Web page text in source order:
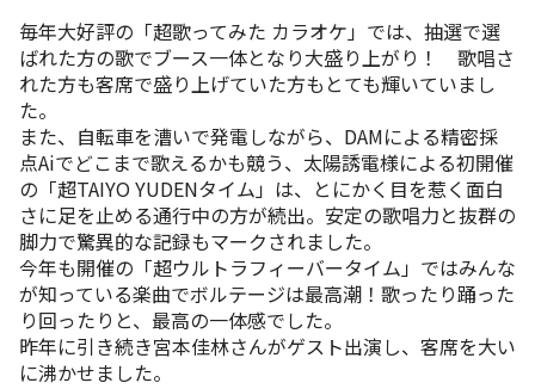
毎年大好評の「超歌ってみた カラオケ」では、抽選で選
ばれた方の歌でブース一体となり大盛り上がり！ 歌唱さ
れた方も客席で盛り上げていた方もとても輝いていまし
た。
また、自転車を漕いで発電しながら、DAMによる精密採
点Aiでどこまで歌えるかも競う、太陽誘電様による初開催
の「超TAIYO YUDENタイム」は、とにかく目を惹く面白
さに足を止める通行中の方が続出。安定の歌唱力と抜群の
脚力で驚異的な記録もマークされました。
今年も開催の「超ウルトラフィーバータイム」ではみんな
が知っている楽曲でボルテージは最高潮！歌ったり踊った
り回ったりと、最高の一体感でした。
昨年に引き続き宮本佳林さんがゲスト出演し、客席を大い
に沸かせました。